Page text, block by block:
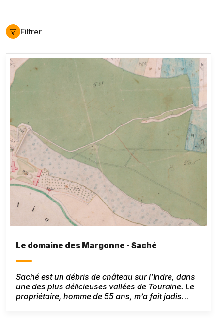
Filtrer
Le domaine des Margonne - Saché
Saché est un débris de château sur l’Indre, dans
une des plus délicieuses vallées de Touraine. Le
propriétaire, homme de 55 ans, m’a fait jadis